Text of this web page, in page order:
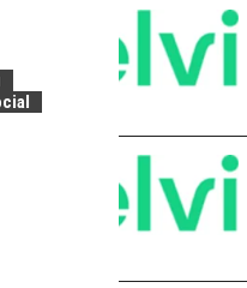
el